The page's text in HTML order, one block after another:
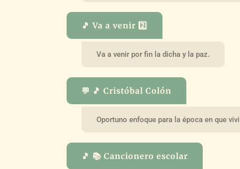
🎵 Va a venir 2️⃣
Va a venir por fin la dicha y la paz.
💬 🎵 Cristóbal Colón
Oportuno enfoque para la época en que
🎵 📚 Cancionero escolar